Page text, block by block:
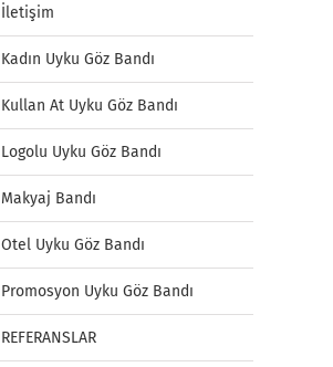
İletişim
Kadın Uyku Göz Bandı
Kullan At Uyku Göz Bandı
Logolu Uyku Göz Bandı
Makyaj Bandı
Otel Uyku Göz Bandı
Promosyon Uyku Göz Bandı
REFERANSLAR